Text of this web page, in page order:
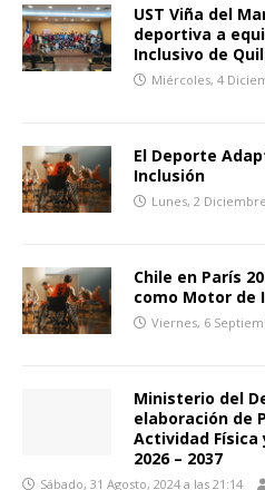
UST Viña del
deportiva a
Inclusivo de
Miércoles, 4
El Deporte
Inclusión
Lunes, 2
Chile en París
como Motor de
Viernes, 6
Ministerio del
elaboración de
Actividad Física
2026 – 2037
Sábado, 31 Agosto, 2024 a las 21:14